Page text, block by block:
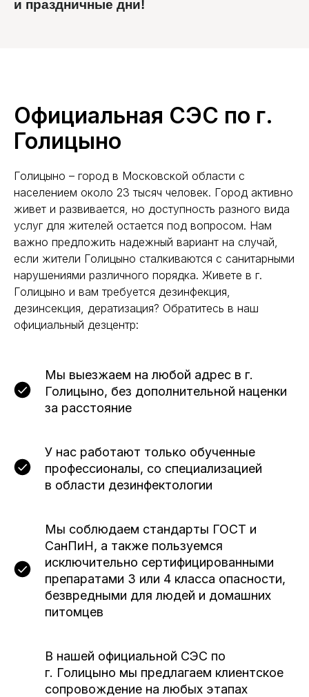
и праздничные дни!
Официальная СЭС по г.
Голицыно
Голицыно – город в Московской области с
населением около 23 тысяч человек. Город активно
живет и развивается, но доступность разного вида
услуг для жителей остается под вопросом. Нам
важно предложить надежный вариант на случай,
если жители Голицыно сталкиваются с санитарными
нарушениями различного порядка. Живете в г.
Голицыно и вам требуется дезинфекция,
дезинсекция, дератизация? Обратитесь в наш
официальный дезцентр:
Мы выезжаем на любой адрес в г.
Голицыно, без дополнительной наценки
за расстояние
У нас работают только обученные
профессионалы, со специализацией
в области дезинфектологии
Мы соблюдаем стандарты ГОСТ и
СанПиН, а также пользуемся
исключительно сертифицированными
препаратами 3 или 4 класса опасности,
безвредными для людей и домашних
питомцев
В нашей официальной СЭС по
г. Голицыно мы предлагаем клиентское
сопровождение на любых этапах